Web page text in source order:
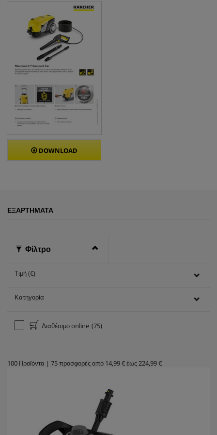
DOWNLOAD
ΕΞΑΡΤΉΜΑΤΑ
Φίλτρο
Τιμή (€)
Κατηγορία
Διαθέσιμο online (75)
100 Προϊόντα | 75προσφορές από 14,99 €έως224,99 €